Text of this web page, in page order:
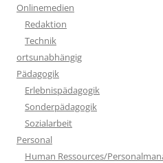
Onlinemedien
Redaktion
Technik
ortsunabhängig
Pädagogik
Erlebnispädagogik
Sonderpädagogik
Sozialarbeit
Personal
Human Ressources/